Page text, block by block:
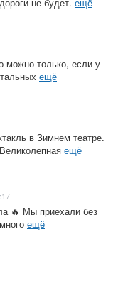
можно только, если у
ещё
в Зимнем театре.
ещё
🔥 Мы приехали без
ещё